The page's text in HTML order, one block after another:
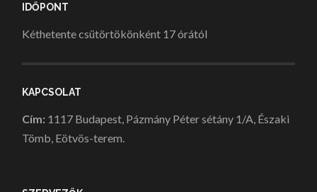
IDŐPONT
Kéthetente csütörtökönként 17 órától
KAPCSOLAT
Cím: 1117 Budapest, Pázmány Péter sétány 1/A, Északi
Tömb, Eötvös-terem.